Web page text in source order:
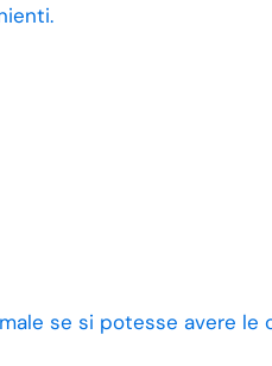
se si potesse avere